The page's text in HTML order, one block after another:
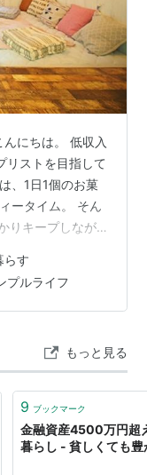
にちは。 低収入
リストを目指して
、1日1個のお菓
ータイム。 そん
りキープしなが
をお休みして、
のごはんとお出
暮らしがくれ
ませんか？ はじ
らす
プルライフ
もっと見る
9 ブックマーク
金融資産4500万円超
暮らし - 貧しくても